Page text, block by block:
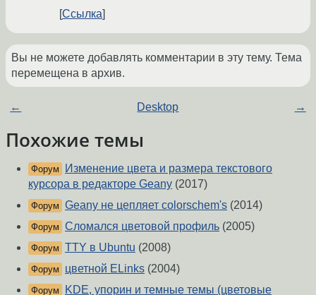
Ссылка
Вы не можете добавлять комментарии в эту тему. Тема
перемещена в архив.
← Desktop →
Похожие темы
Форум
Изменение цвета и размера текстового
курсора в редакторе Geany (2017)
Форум Geany не цепляет colorschem's (2014)
Форум Сломался цветовой профиль (2005)
Форум TTY в Ubuntu (2008)
Форум цветной ELinks (2004)
Форум KDE, упорин и темные темы (цветовые